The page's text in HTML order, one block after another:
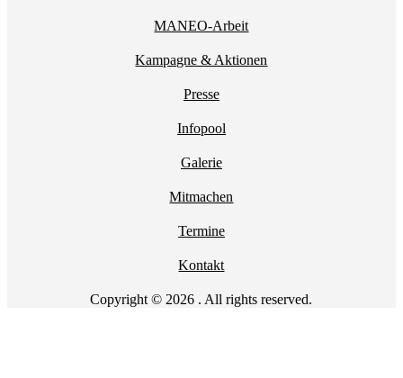
MANEO-Arbeit
Kampagne & Aktionen
Presse
Infopool
Galerie
Mitmachen
Termine
Kontakt
Copyright © 2026 . All rights reserved.